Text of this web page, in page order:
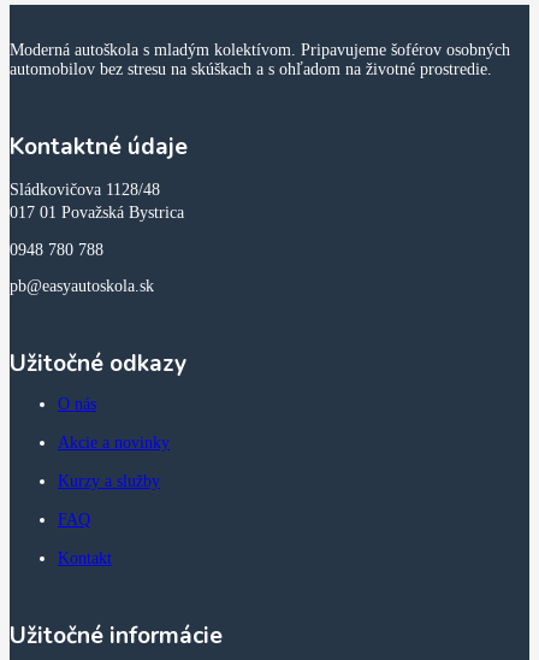
Moderná autoškola s mladým kolektívom. Pripavujeme šoférov osobných
automobilov bez stresu na skúškach a s ohľadom na životné prostredie.
Kontaktné údaje
Sládkovičova 1128/48
017 01 Považská Bystrica
0948 780 788
pb@easyautoskola.sk
Užitočné odkazy
O nás
Akcie a novinky
Kurzy a služby
FAQ
Kontakt
Užitočné informácie